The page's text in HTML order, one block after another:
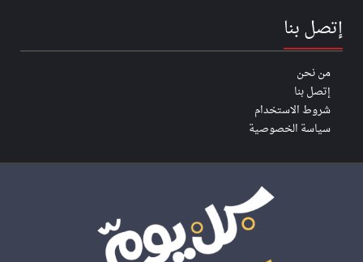
إتصل بنا
من نحن
إتصل بنا
شروط الاستخدام
سياسة الخصوصية